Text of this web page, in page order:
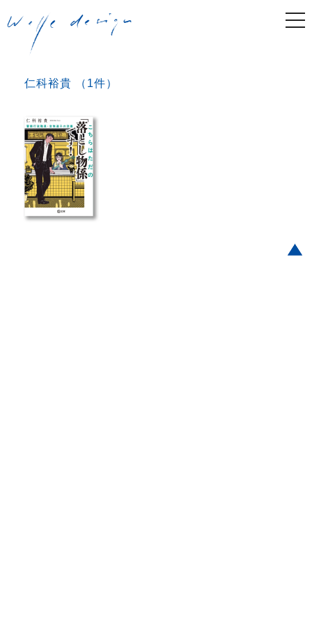
仁科裕貴 （1件）